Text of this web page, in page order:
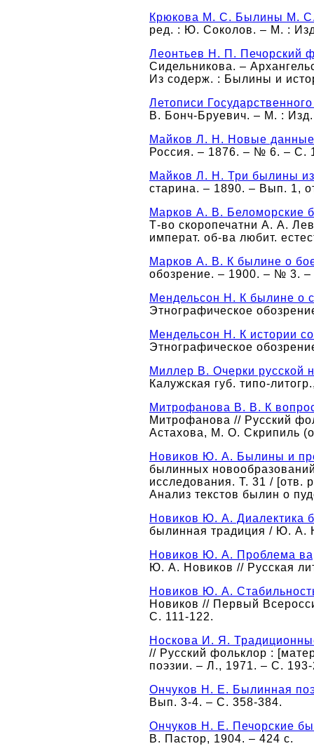
Крюкова М. С. Былины М.
ред. : Ю. Соколов. – М. :
Леонтьев Н. П. Печорский
Сидельникова. –
Из содерж. : Былины и
Летописи
В. Бонч-Бруевич. – М. :
Майков Л. Н. Новые данные
Россия. – 1876. – № 6. – С.
Майков Л. Н. Три былины из
старина. – 1890. – Вып. 1,
Марков А. В. Беломорские
Т-во скоропечатни А. А.
императ. об-ва любит.
Марков А. В. К былине о
обозрение. – 1900. – № 3.
Мендельсон Н. К былине о
Этнографическое
Мендельсон Н. К истории
Этнографическое
Миллер В. Очерки русской
Калужская губ. типо-
Митрофанова В. В. К
Митрофанова // Русский
Астахова, М. О. Скрипиль
Новиков Ю. А. Былины и
былинных
исследования. Т. 31 /
Анализ текстов былин о
Новиков Ю. А. Диалектика
былинная традиция / Ю. А.
Новиков Ю. А. Проблема
Ю. А. Новиков // Русская
Новиков Ю. А.
Новиков // Первый
С. 111-122.
Носкова И. Я.
// Русский фольклор :
поэзии. – Л., 1971. – С.
Ончуков Н. Е. Былинная
Вып. 3-4. – С. 358-384.
Ончуков Н. Е. Печорские
В. Пастор, 1904. – 424 с.